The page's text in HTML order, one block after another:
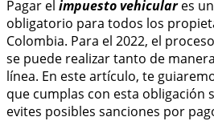
Pagar el impuesto vehiculares
obligatorio para todos los
Colombia. Para el 2022, el
se puede realizar tanto de
línea. En este artículo, te
que cumplas con esta obligación
evites posibles sanciones por